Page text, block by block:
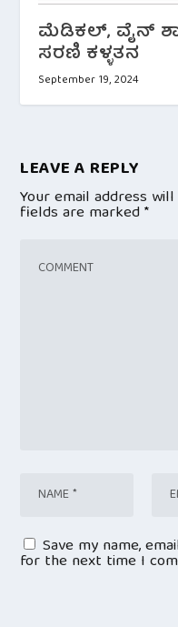
ಮೆಡಿಕಲ್, ವೈನ್
ಸರಣಿ ಕಳ್ಳತನ
September 19, 2024
LEAVE A REPLY
Your email address
fields are marked*
Save my name,
for the next time I